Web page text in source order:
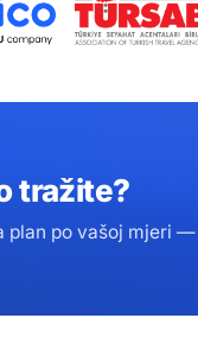
tražite?
plan po vašoj mjeri